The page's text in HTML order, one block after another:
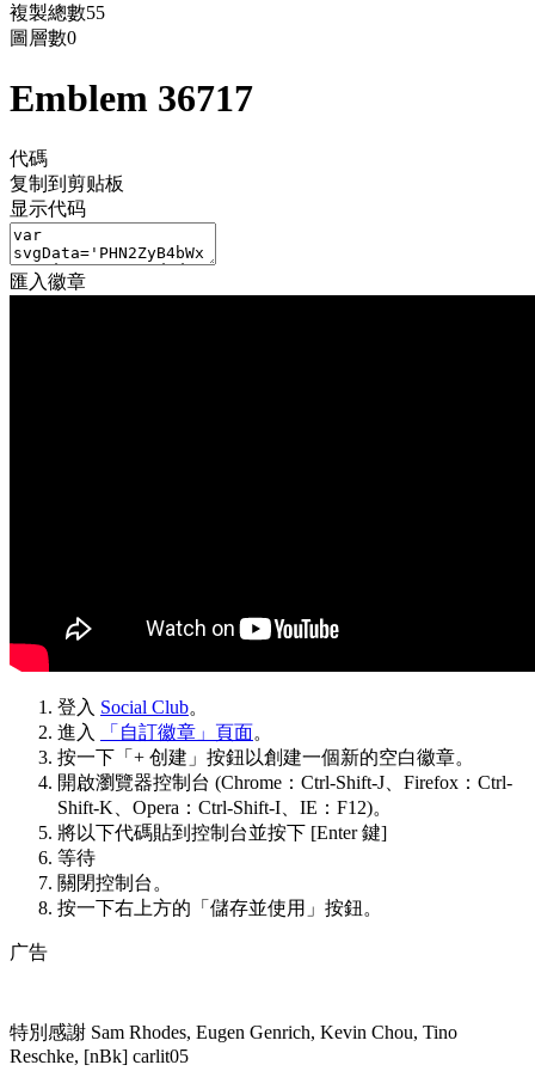
複製總數55
圖層數0
Emblem 36717
代碼
复制到剪贴板
显示代码
匯入徽章
登入 Social Club。
進入
「自訂徽章」頁面。
按一下「+ 创建」按鈕以創建一個新的空白徽章。
開啟瀏覽器控制台 (Chrome：Ctrl-Shift-J、Firefox：Ctrl-
Shift-K、Opera：Ctrl-Shift-I、IE：F12)。
將以下代碼貼到控制台並按下 [Enter 鍵]
等待
關閉控制台。
按一下右上方的「儲存並使用」按鈕。
广告
特別感謝 Sam Rhodes, Eugen Genrich, Kevin Chou, Tino
Reschke, [nBk] carlit05